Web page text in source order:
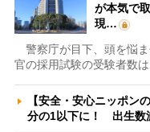
が本気で
現…
警察庁が目下、頭を悩
官の採用試験の受験者数
【安全・安心ニッポン
分の1以下に！ 出生数